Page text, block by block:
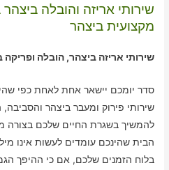
שירותי אריזה והובלה
מקצועית ביצהר
שירותי אריזה ביצהר, הובלה ופריקה
סדר יומכם יישאר אחת לאחת כפי
שירותי פירוק ומעבר ביצהר
להמשיך בשגרת החיים שלכם בצורה
הבית שהינכם עומדים לעשות אינו
בלוח הזמנים שלכם, אם כי ההיפך